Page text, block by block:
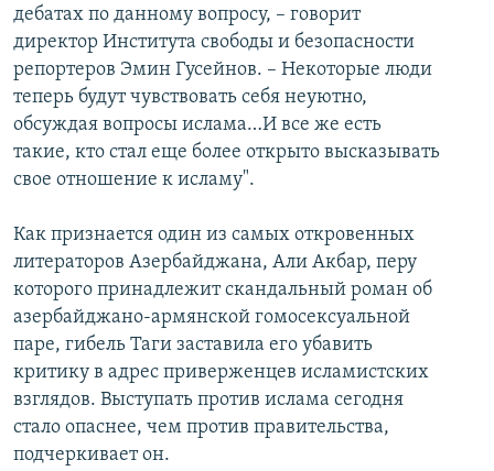
дебатах по данному вопросу, – говорит
директор Института свободы и безопасности
репортеров Эмин Гусейнов. – Некоторые люди
теперь будут чувствовать себя неуютно,
обсуждая вопросы ислама…И все же есть
такие, кто стал еще более открыто высказывать
свое отношение к исламу".
Как признается один из самых откровенных
литераторов Азербайджана, Али Акбар, перу
которого принадлежит скандальный роман об
азербайджано-армянской гомосексуальной
паре, гибель Таги заставила его убавить
критику в адрес приверженцев исламистских
взглядов. Выступать против ислама сегодня
стало опаснее, чем против правительства,
подчеркивает он.